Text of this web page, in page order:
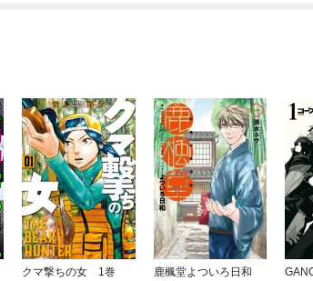
クマ撃ちの女 1巻
鹿楓堂よついろ日和